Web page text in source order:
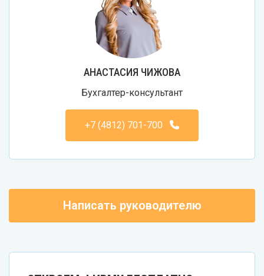
АНАСТАСИЯ ЧИЖОВА
Бухгалтер-консультант
+7 (4812) 701-700
Написать руководителю